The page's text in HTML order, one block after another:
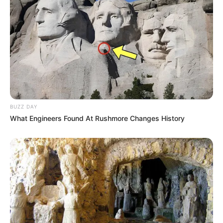
notre logiciel dePronostics-Spotou bien notrelogiciel-Turf
ils ont l’avantage d’être gratuits.
BUZZ DAY
What Engineers Found At Rushmore Changes History